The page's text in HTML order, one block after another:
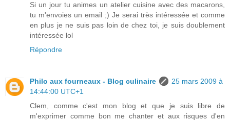
Si un jour tu animes un atelier cuisine avec des macarons,
tu m'envoies un email ;) Je serai très intéressée et comme
en plus je ne suis pas loin de chez toi, je suis doublement
intéressée lol
Répondre
Philo aux fourneaux - Blog culinaire
25 mars 2009 à
14:44:00 UTC+1
Clem, comme c'est mon blog et que je suis libre de
m'exprimer comme bon me chanter et aux risques d'en